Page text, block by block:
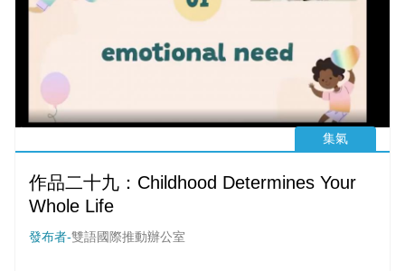
集氣
作品二十九：Childhood Determines Your
Whole Life
發布者-雙語國際推動辦公室